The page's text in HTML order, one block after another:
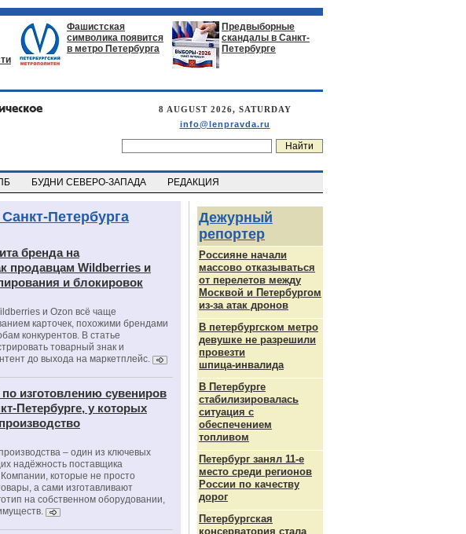
Фашистская
символика появится
в метро Петербурга
Предвыборные
скандалы в Санкт-
Петербурге
8 AUGUST 2026, SATURDAY
info@lenpravda.ru
БУДНИ СЕВЕРО-ЗАПАДА РЕДАКЦИЯ
Петербурга
бренда на
продавцам Wildberries и
и блокировок
и Ozon всё чаще
карточек, похожими брендами
конкурентов. В статье
товарный знак и
до выхода на маркетплейс.
изготовлению сувениров
Петербурге, у которых
– один из ключевых
надёжность поставщика
которые не просто
а сами изготавливают
на собственном оборудовании,
Дежурный
репортер
Россияне начали
массово отказываться
от перелетов между
Москвой и Петербургом
из-за атак дронов
В петербургском метро
девушке не разрешили
провезти
шпица‑инвалида
В Петербурге
стабилизировалась
ситуация с
обеспечением
топливом
Петербург занял 11-е
место среди регионов
России по качеству
дорог
Петербургская
консерватория стала